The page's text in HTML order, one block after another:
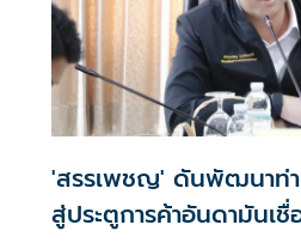
'สรรเพชญ' ดันพัฒนาท่า
สู่ประตูการค้าอันดามันเ